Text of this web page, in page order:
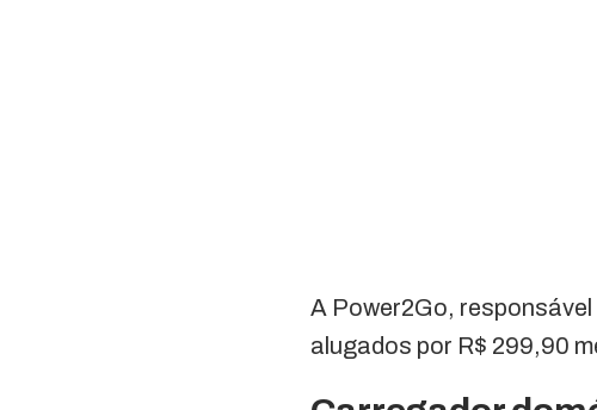
A Power2Go,
alugados por R$ 299,90